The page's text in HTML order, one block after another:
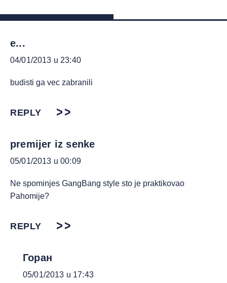
e...
04/01/2013 u 23:40
budisti ga vec zabranili
REPLY
premijer iz senke
05/01/2013 u 00:09
Ne spominjes GangBang style sto je praktikovao
Pahomije?
REPLY
Горан
05/01/2013 u 17:43